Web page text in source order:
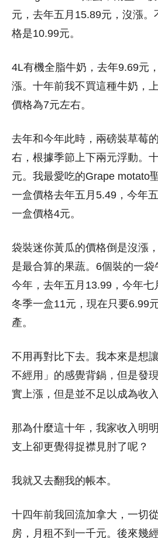
元，去年五月15.89元，沒漲
格是10.99元。
4L有機全脂牛奶，去年9.69元
漲。十年前我不買這種牛奶，
價格為7元左右。
去年和今年此時，兩磅裝草莓
右，根據季節上下兩元浮動。
元。我最愛吃的Grape motato
一盒價格去年五月5.49，今年
一盒價格4元。
袋裝迷你黃瓜的價格倒是沒漲
是最合算的果蔬。6個裝的一袋
今年，去年五月13.99，今年
冬季一盒11元，現在只要6.99
產。
不用再對比下去。我本來是想
不經用」的感覺背鍋，但是發
實上漲，但是並不足以成為收
那為什麼這十年，我家收入明
支上卻更覺得捉襟見肘了呢？
我就又去翻我的帳本。
十四年前我回流加拿大，一切
房，月租不到一千元。後來幾